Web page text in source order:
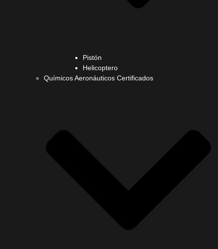
Pistón
Helicoptero
Químicos Aeronáuticos Certificados